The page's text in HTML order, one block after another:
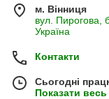
м. Вінниця
вул. Пирогова,
Україна
Контакти
Сьогодні
Показати